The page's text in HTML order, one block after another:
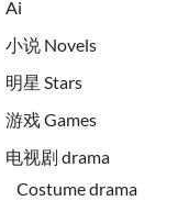
小说 NOVELS
พี่ชาย ถ้ายังเป็
歌！ 你再当舔
Ai
小说 Novels
明星 Stars
游戏 Games
电视剧 drama
Costume drama